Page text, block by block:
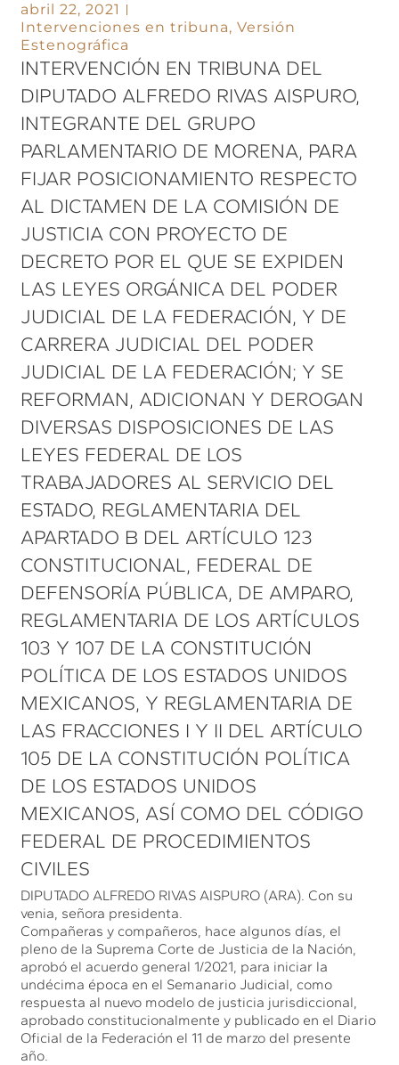
abril 22, 2021
Intervenciones en tribuna,Versión
Estenográfica
INTERVENCIÓN EN TRIBUNA DEL
DIPUTADO ALFREDO RIVAS AISPURO,
INTEGRANTE DEL GRUPO
PARLAMENTARIO DE MORENA, PARA
FIJAR POSICIONAMIENTO RESPECTO
AL DICTAMEN DE LA COMISIÓN DE
JUSTICIA CON PROYECTO DE
DECRETO POR EL QUE SE EXPIDEN
LAS LEYES ORGÁNICA DEL PODER
JUDICIAL DE LA FEDERACIÓN, Y DE
CARRERA JUDICIAL DEL PODER
JUDICIAL DE LA FEDERACIÓN; Y SE
REFORMAN, ADICIONAN Y DEROGAN
DIVERSAS DISPOSICIONES DE LAS
LEYES FEDERAL DE LOS
TRABAJADORES AL SERVICIO DEL
ESTADO, REGLAMENTARIA DEL
APARTADO B DEL ARTÍCULO 123
CONSTITUCIONAL, FEDERAL DE
DEFENSORÍA PÚBLICA, DE AMPARO,
REGLAMENTARIA DE LOS ARTÍCULOS
103 Y 107 DE LA CONSTITUCIÓN
POLÍTICA DE LOS ESTADOS UNIDOS
MEXICANOS, Y REGLAMENTARIA DE
LAS FRACCIONES I Y II DEL ARTÍCULO
105 DE LA CONSTITUCIÓN POLÍTICA
DE LOS ESTADOS UNIDOS
MEXICANOS, ASÍ COMO DEL CÓDIGO
FEDERAL DE PROCEDIMIENTOS
CIVILES
DIPUTADO ALFREDO RIVAS AISPURO (ARA). Con su
venia, señora presidenta.
Compañeras y compañeros, hace algunos días, el
pleno de la Suprema Corte de Justicia de la Nación,
aprobó el acuerdo general 1/2021, para iniciar la
undécima época en el Semanario Judicial, como
respuesta al nuevo modelo de justicia jurisdiccional,
aprobado constitucionalmente y publicado en el Diario
Oficial de la Federación el 11 de marzo del presente
año.